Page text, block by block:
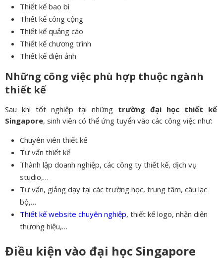
Thiết kế bao bì
Thiết kế công cộng
Thiết kế quảng cáo
Thiết kế chương trình
Thiết kế điện ảnh
Những công việc phù hợp thuộc ngành
thiết kế
Sau khi tốt nghiệp tại những trường đại học thiết kế
Singapore, sinh viên có thể ứng tuyển vào các công việc như:
Chuyên viên thiết kế
Tư vấn thiết kế
Thành lập doanh nghiệp, các công ty thiết kế, dịch vụ
studio,…
Tư vấn, giảng dạy tại các trường học, trung tâm, câu lạc
bộ,…
Thiết kế website chuyên nghiệp, thiết kế logo, nhận diện
thương hiệu,…
Điều kiện vào đại học Singapore